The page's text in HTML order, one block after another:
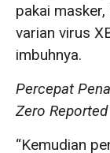
pakai
varian virus
imbuhnya.
Percepat
Zero
“Kemudian